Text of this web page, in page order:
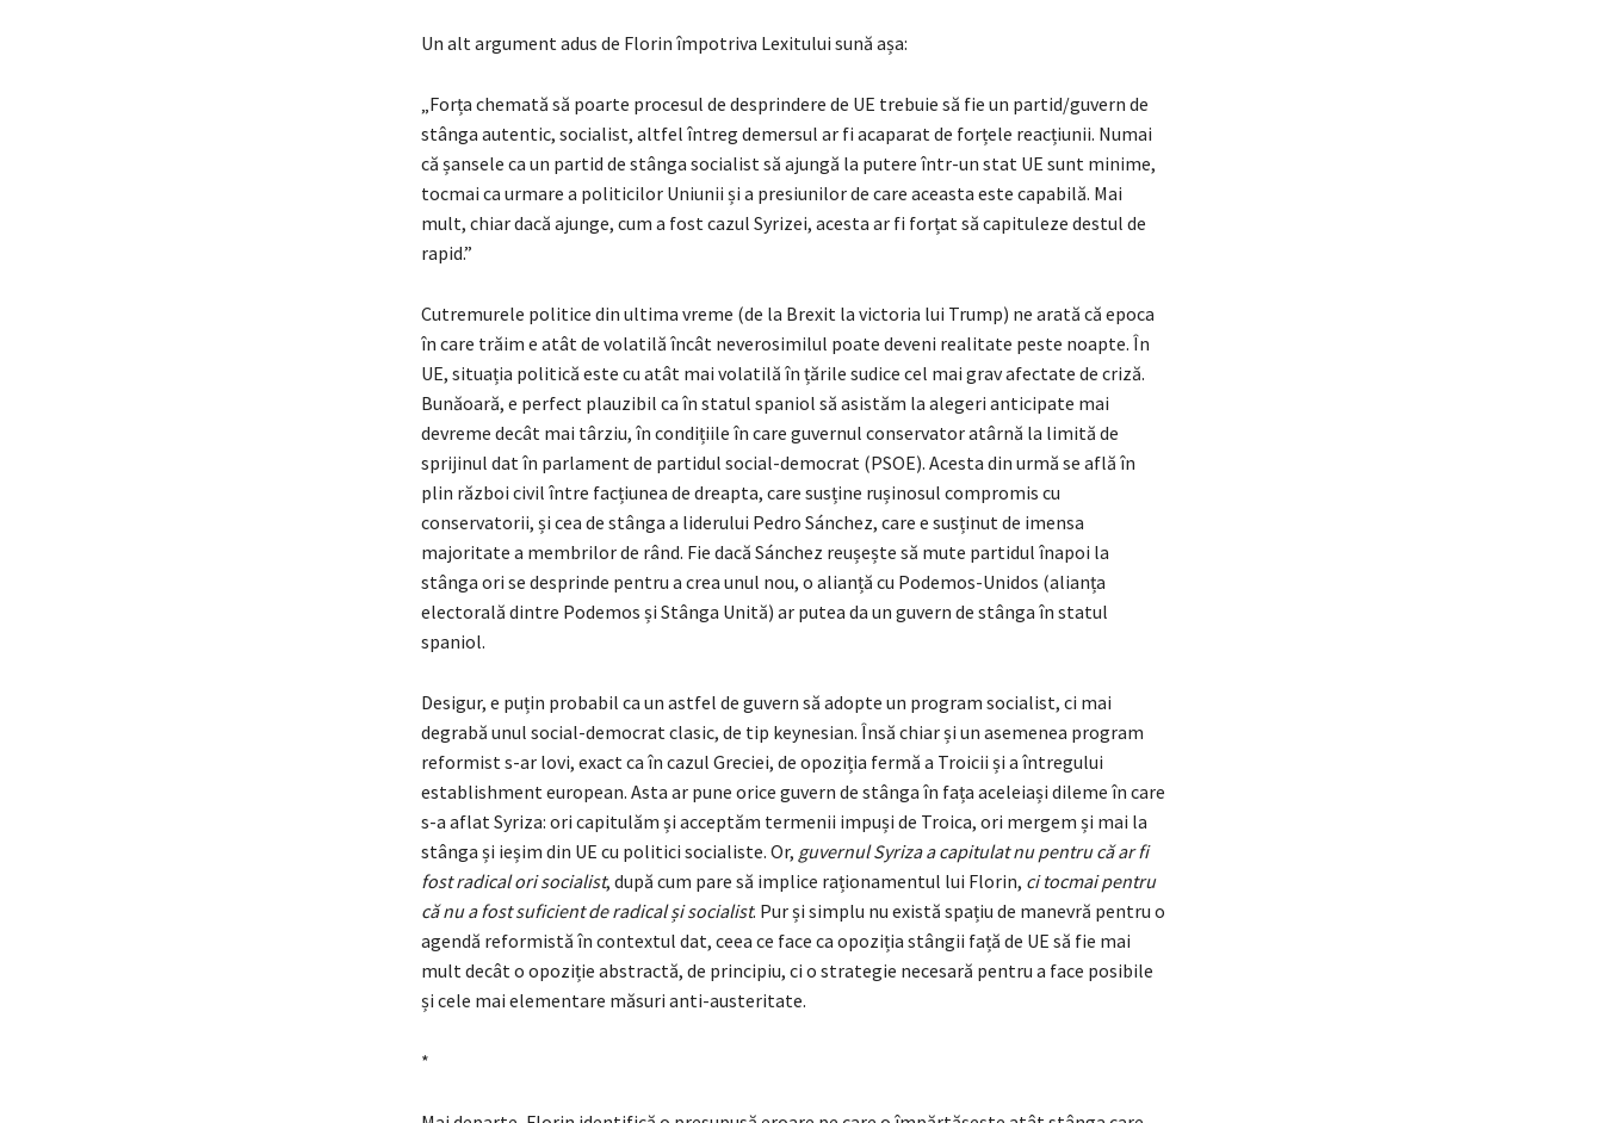
Un alt argument adus de Florin împotriva Lexitului sună așa:
„Forța chemată să poarte procesul de desprindere de UE trebuie să fie un partid/guvern de
stânga autentic, socialist, altfel întreg demersul ar fi acaparat de forțele reacțiunii. Numai
că șansele ca un partid de stânga socialist să ajungă la putere într-un stat UE sunt minime,
tocmai ca urmare a politicilor Uniunii și a presiunilor de care aceasta este capabilă. Mai
mult, chiar dacă ajunge, cum a fost cazul Syrizei, acesta ar fi forțat să capituleze destul de
rapid.”
Cutremurele politice din ultima vreme (de la Brexit la victoria lui Trump) ne arată că epoca
în care trăim e atât de volatilă încât neverosimilul poate deveni realitate peste noapte. În
UE, situația politică este cu atât mai volatilă în țările sudice cel mai grav afectate de criză.
Bunăoară, e perfect plauzibil ca în statul spaniol să asistăm la alegeri anticipate mai
devreme decât mai târziu, în condițiile în care guvernul conservator atârnă la limită de
sprijinul dat în parlament de partidul social-democrat (PSOE). Acesta din urmă se află în
plin război civil între facțiunea de dreapta, care susține rușinosul compromis cu
conservatorii, și cea de stânga a liderului Pedro Sánchez, care e susținut de imensa
majoritate a membrilor de rând. Fie dacă Sánchez reușește să mute partidul înapoi la
stânga ori se desprinde pentru a crea unul nou, o alianță cu Podemos-Unidos (alianța
electorală dintre Podemos și Stânga Unită) ar putea da un guvern de stânga în statul
spaniol.
Desigur, e puțin probabil ca un astfel de guvern să adopte un program socialist, ci mai
degrabă unul social-democrat clasic, de tip keynesian. Însă chiar și un asemenea program
reformist s-ar lovi, exact ca în cazul Greciei, de opoziția fermă a Troicii și a întregului
establishment european. Asta ar pune orice guvern de stânga în fața aceleiași dileme în care
s-a aflat Syriza: ori capitulăm și acceptăm termenii impuși de Troica, ori mergem și mai la
stânga și ieșim din UE cu politici socialiste. Or, guvernul Syriza a capitulat nu pentru că ar fi
fost radical ori socialist, după cum pare să implice raționamentul lui Florin, ci tocmai pentru
că nu a fost suficient de radical și socialist. Pur și simplu nu există spațiu de manevră pentru o
agendă reformistă în contextul dat, ceea ce face ca opoziția stângii față de UE să fie mai
mult decât o opoziție abstractă, de principiu, ci o strategie necesară pentru a face posibile
și cele mai elementare măsuri anti-austeritate.
*